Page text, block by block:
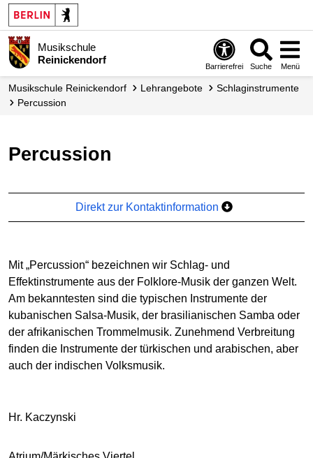
Musikschule
Reinickendorf
Barrierefrei Suche Menü
Musikschule Reinickendorf Lehrangebote
Schlag­instrumente
Percussion
Percussion
Direkt zur Kontaktinformation
Mit „Percussion“ bezeichnen wir Schlag- und
Effektinstrumente aus der Folklore-Musik der ganzen Welt.
Am bekanntesten sind die typischen Instrumente der
kubanischen Salsa-Musik, der brasilianischen Samba oder
der afrikanischen Trommelmusik. Zunehmend Verbreitung
finden die Instrumente der türkischen und arabischen, aber
auch der indischen Volksmusik.
Hr. Kaczynski